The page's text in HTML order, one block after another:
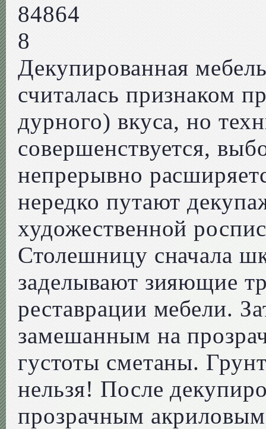
Декупированная
считалась признаком
дурного) вкуса, но
совершенствуется,
непрерывно
нередко путают
художественной
Столешницу сначала
заделывают зияющие
реставрации мебели.
замешанным на
густоты сметаны.
нельзя! После
прозрачным